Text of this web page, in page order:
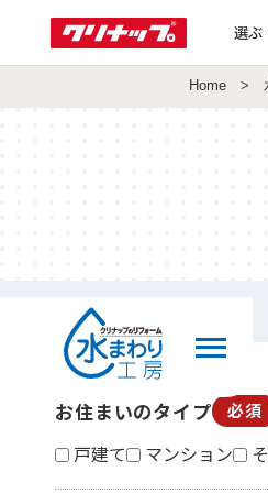
選ぶ
Home >
お住まいのタイプ 必須
戸建て マンション